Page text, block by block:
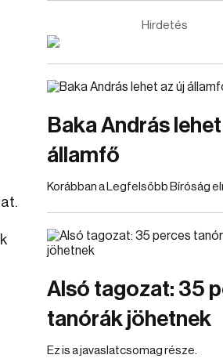
Hirdetés
Baka András
államfő
Korábban a Legfelsőbb Bíróság
Alsó tagozat: 35
tanórák jöhetnek
Ez is a javaslatcsomag része.